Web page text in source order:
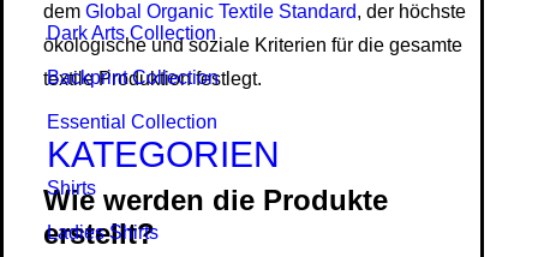
Dark Arts Collection
Backprint Collection
Essential Collection
KATEGORIEN
Shirts
Ladies Shirts
dem Global Organic Textile Standard, der höchste
ökologische und soziale Kriterien für die gesamte
textile Produktion festlegt.
Wie werden die Produkte
erstellt?